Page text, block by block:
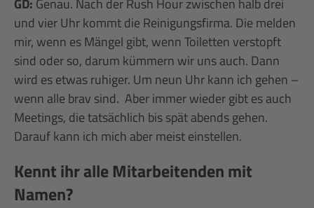
GD: Genau. Nach der Rush Hour zwischen halb drei
und vier Uhr kommt die Reinigungsfirma. Die melden
mir, wenn es Mängel gibt, wenn Toiletten verstopft
sind oder so, darum kümmern wir uns auch. Dann
wird es etwas ruhiger. Um neun Uhr kann ich gehen –
wenn alle brav sind. Aber immer wieder gibt es auch
Meetings, die tatsächlich bis spät abends gehen.
Darauf kann ich mich aber meist einstellen.
Kennt ihr alle Mitarbeitenden mit
Namen?